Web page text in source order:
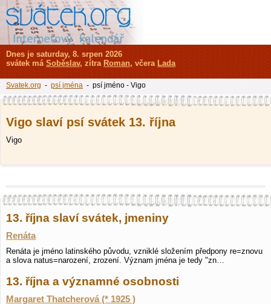
Vigo slaví psí svátek 13. října
Vigo
13. října slaví svátek, jmeniny
Renáta
Renáta je jméno latinského původu, vzniklé složením předpony re=znovu
a slova natus=narození, zrození. Význam jména je tedy "zn…
13. října a významné osobnosti
Margaret Thatcherová (* 1925 )
Dnes je saturday, 8. srpen 2026
svátek má Soběslav, zítra Roman, včera Lada
Svatek.org - psí jména - psí jméno - Vigo